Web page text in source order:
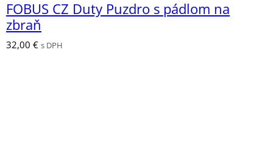
FOBUS CZ Duty Puzdro s pádlom na
zbraň
32,00 € s DPH